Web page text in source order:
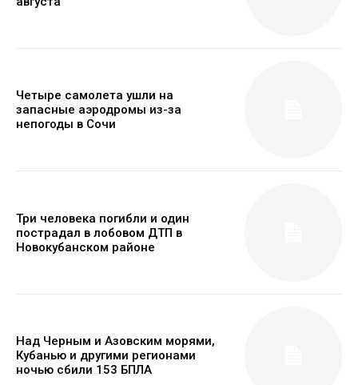
Четыре самолета ушли на
запасные аэродромы из-за
непогоды в Сочи
Три человека погибли и один
пострадал в лобовом ДТП в
Новокубанском районе
Над Черным и Азовским морями,
Кубанью и другими регионами
ночью сбили 153 БПЛА